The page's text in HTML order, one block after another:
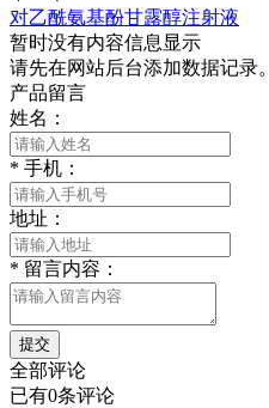
对乙酰氨基酚甘露醇注射液
暂时没有内容信息显示
请先在网站后台添加数据记录。
产品留言
姓名：
* 手机：
地址：
* 留言内容：
提交
全部评论
已有0条评论